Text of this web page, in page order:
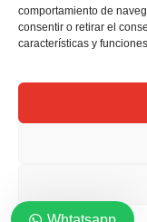
comportamiento de
consentir o retirar el
características y funciones.